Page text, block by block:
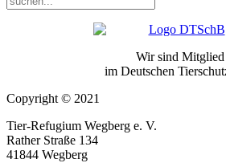
Wir sind Mitglied
im Deutschen
Copyright © 2021
Tier-Refugium Wegberg e. V.
Rather Straße 134
41844 Wegberg